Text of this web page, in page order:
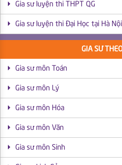
Gia sư luyện thi THPT QG
Gia sư luyện thi Đại Học tại Hà Nội
GIA SƯ
Gia sư môn Toán
Gia sư môn Lý
Gia sư môn Hóa
Gia sư môn Văn
Gia sư môn Sinh